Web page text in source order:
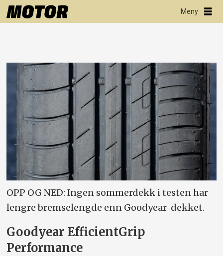
OPP OG NED: Ingen sommerdekk i testen har
lengre bremselengde enn Goodyear-dekket.
Goodyear EfficientGrip
Performance